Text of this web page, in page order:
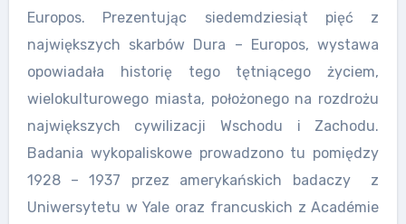
Europos. Prezentując siedemdziesiąt pięć z
największych skarbów Dura – Europos, wystawa
opowiadała historię tego tętniącego życiem,
wielokulturowego miasta, położonego na rozdrożu
największych cywilizacji Wschodu i Zachodu.
Badania wykopaliskowe prowadzono tu pomiędzy
1928 – 1937 przez amerykańskich badaczy z
Uniwersytetu w Yale oraz francuskich z Académie